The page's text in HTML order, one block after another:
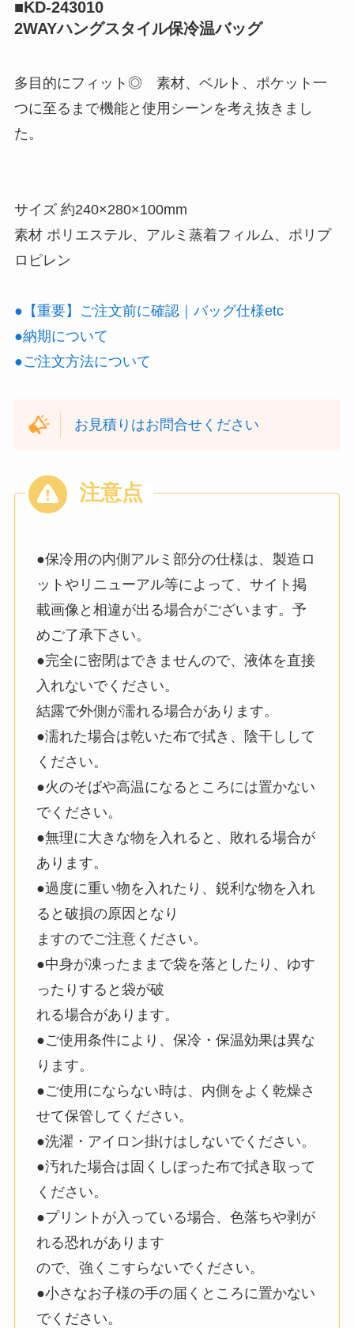
■KD-243010
2WAYハングスタイル保冷温バッグ
多目的にフィット◎ 素材、ベルト、ポケット一
つに至るまで機能と使用シーンを考え抜きまし
た。
サイズ 約240×280×100mm
素材 ポリエステル、アルミ蒸着フィルム、ポリプ
ロピレン
●【重要】ご注文前に確認｜バッグ仕様etc
●納期について
●ご注文方法について
お見積りはお問合せください
●保冷用の内側アルミ部分の仕様は、製造ロ
ットやリニューアル等によって、サイト掲
載画像と相違が出る場合がございます。予
めご了承下さい。
●完全に密閉はできませんので、液体を直接
入れないでください。
結露で外側が濡れる場合があります。
●濡れた場合は乾いた布で拭き、陰干しして
ください。
●火のそばや高温になるところには置かない
でください。
●無理に大きな物を入れると、敗れる場合が
あります。
●過度に重い物を入れたり、鋭利な物を入れ
ると破損の原因となり
ますのでご注意ください。
●中身が凍ったままで袋を落としたり、ゆす
ったりすると袋が破
れる場合があります。
●ご使用条件により、保冷・保温効果は異な
ります。
●ご使用にならない時は、内側をよく乾燥さ
せて保管してください。
●洗濯・アイロン掛けはしないでください。
●汚れた場合は固くしぼった布で拭き取って
ください。
●プリントが入っている場合、色落ちや剥が
れる恐れがあります
ので、強くこすらないでください。
●小さなお子様の手の届くところに置かない
でください。